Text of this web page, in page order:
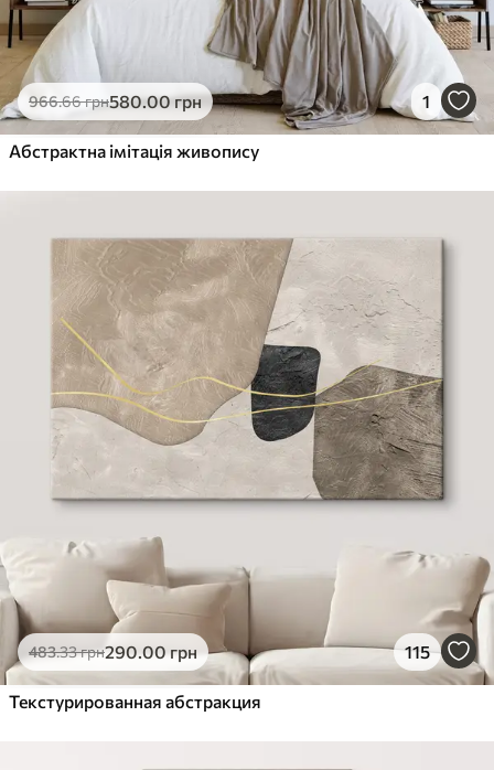
966.66грн580.00грн 1
Абстрактна імітація живопису
483.33грн290.00грн 115
Текстурированная абстракция